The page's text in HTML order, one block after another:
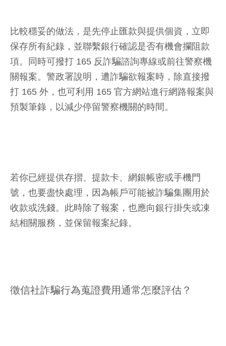
比較穩妥的做法，是先停止匯款與提供個資，立即
保存所有紀錄，並聯繫銀行確認是否有機會攔阻款
項。同時可撥打 165 反詐騙諮詢專線或前往警察機
關報案。警政署說明，遭詐騙欲報案時，除直接撥
打 165 外，也可利用 165 官方網站進行網路報案與
預製筆錄，以減少停留警察機關的時間。
若你已經提供存摺、提款卡、網銀帳密或手機門
號，也要盡快處理，因為帳戶可能被詐騙集團用於
收款或洗錢。此時除了報案，也應向銀行掛失或凍
結相關服務，並保留報案紀錄。
徵信社詐騙行為蒐證費用通常怎麼評估？